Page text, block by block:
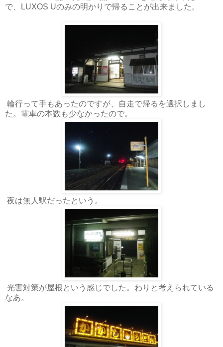
で、LUXOS Uのみの明かりで帰ることが出来ました。
輪行って手もあったのですが、自走で帰るを選択しまし
た。電車の本数も少なかったので。
夜は無人駅だったという。
光害対策が屋根という感じでした。わりと考えられている
なあ。